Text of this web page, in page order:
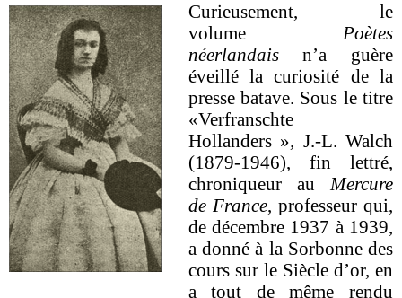
Curieusement, le
volume Poètes
néerlandaisn’a guère
éveillé la curiosité de la
presse batave. Sous le titre
«Verfranschte
Hollanders », J.-L. Walch
(1879-1946), fin lettré,
chroniqueur auMercure
de France, professeur qui,
de décembre 1937 à 1939,
a donné à la Sorbonne des
cours sur le Siècle d’or, en
a tout de même rendu